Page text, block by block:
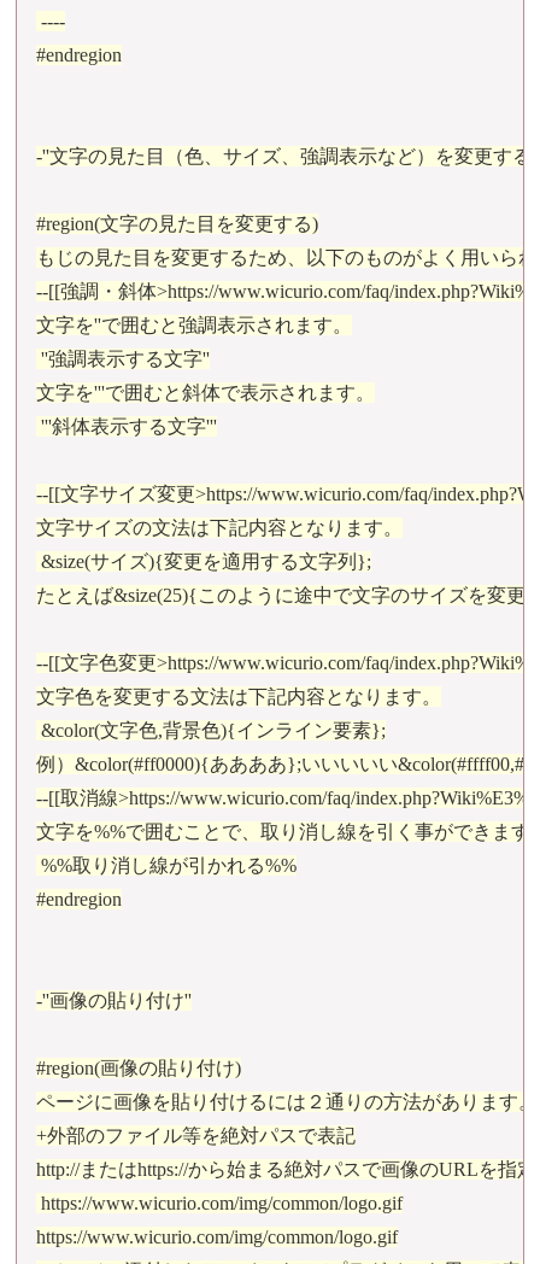
----
#endregion
-''文字の見た目（色、サイズ、強調表示など）を変更する''
#region(文字の見た目を変更する)
もじの見た目を変更するため、以下のものがよく用いら
--[[強調・斜体>https://www.wicurio.com/faq/
文字を''で囲むと強調表示されます。
''強調表示する文字''
文字を'''で囲むと斜体で表示されます。
'''斜体表示する文字'''
--[[文字サイズ変更>https://www.wicurio.com/faq/
文字サイズの文法は下記内容となります。
&size(サイズ){変更を適用する文字列};
たとえば&size(25){このように途中で文字のサイズを変更
--[[文字色変更>https://www.wicurio.com/faq/
文字色を変更する文法は下記内容となります。
&color(文字色,背景色){インライン要素};
例）&color(#ff0000){ああああ};いいいいい
--[[取消線>https://www.wicurio.com/faq/
文字を%%で囲むことで、取り消し線を引く事ができます
%%取り消し線が引かれる%%
#endregion
-''画像の貼り付け''
#region(画像の貼り付け)
ページに画像を貼り付けるには２通りの方法があります。
+外部のファイル等を絶対パスで表記
http://またはhttps://から始まる絶対パスで画像のURLを指
https://www.wicurio.com/img/common/logo.gif
https://www.wicurio.com/img/common/logo.gif